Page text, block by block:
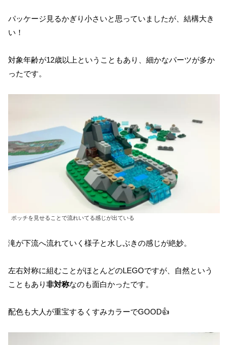
パッケージ見るかぎり小さいと思っていましたが、結構大き
い！
対象年齢が12歳以上ということもあり、細かなパーツが多か
ったです。
ポッチを見せることで流れいてる感じが出ている
滝が下流へ流れていく様子と水しぶきの感じが絶妙。
左右対称に組むことがほとんどのLEGOですが、自然という
こともあり非対称なのも面白かったです。
配色も大人が重宝するくすみカラーでGOOD👍️